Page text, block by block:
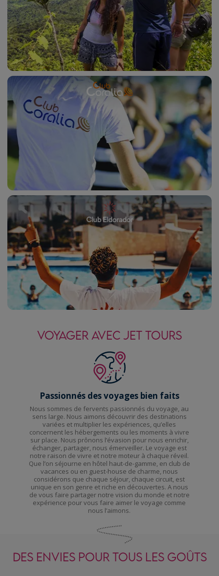
VOYAGER AVEC JET TOURS
Passionnés des voyages bien faits
Nous sommes de fervents passionnés du voyage, au
sens large. Nous aimons découvrir des destinations
variées et multiplier les expériences, qu’elles
concernent les hébergements ou les moments à vivre
sur place. Nous prônons l’évasion pour nous enrichir,
échanger, partager, nous émerveiller. Le voyage est
notre raison de vivre et notre moteur à chaque réveil.
Que l’on séjourne en hôtel haut-de-gamme, en club de
vacances ou en guest-house de charme, nous
considérons que chaque séjour, chaque circuit, est
unique en son genre et riche en découvertes. A nous
de vous faire partager notre vision du monde et notre
expérience pour vous faire aimer le voyage comme
nous l’aimons.
DES ENVIES POUR TOUS LES GOÛTS